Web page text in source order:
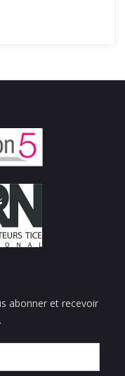
abonner et recevoir